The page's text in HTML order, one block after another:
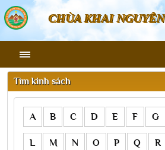
CHÙA KHAI NGUYÊN
Tìm kinh sách
A B C D E F G
L M N O P Q R